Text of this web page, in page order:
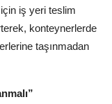
iş yeri teslim
konteynerlerde
taşınmadan